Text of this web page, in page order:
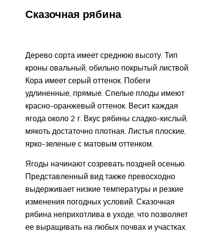
Сказочная рябина
Дерево сорта имеет среднюю высоту. Тип
кроны овальный, обильно покрытый листвой.
Кора имеет серый оттенок. Побеги
удлиненные, прямые. Спелые плоды имеют
красно-оранжевый оттенок. Весит каждая
ягода около 2 г. Вкус рябины сладко-кислый,
мякоть достаточно плотная. Листья плоские,
ярко-зеленые с матовым оттенком.
Ягоды начинают созревать поздней осенью.
Представленный вид также превосходно
выдерживает низкие температуры и резкие
изменения погодных условий. Сказочная
рябина неприхотлива в уходе, что позволяет
ее выращивать на любых почвах и участках.